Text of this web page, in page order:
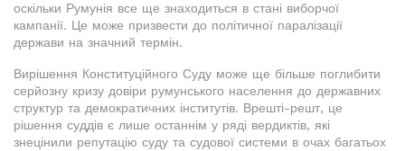
оскільки Румунія все ще знаходиться в стані виборчої
кампанії. Це може призвести до політичної паралізації
держави на значний термін.
Вирішення Конституційного Суду може ще більше поглибити
серйозну кризу довіри румунського населення до державних
структур та демократичних інститутів. Врешті-решт, це
рішення суддів є лише останнім у ряді вердиктів, які
знецінили репутацію суду та судової системи в очах багатьох